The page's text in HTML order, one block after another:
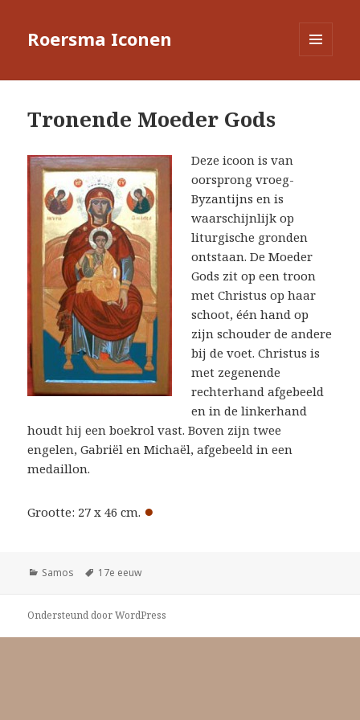
Roersma Iconen
Tronende Moeder Gods
Deze icoon is van
oorsprong vroeg-
Byzantijns en is
waarschijnlijk op
liturgische gronden
ontstaan. De Moeder
Gods zit op een troon
met Christus op haar
schoot, één hand op
zijn schouder de andere
bij de voet. Christus is
met zegenende
rechterhand afgebeeld
en in de linkerhand
houdt hij een boekrol vast. Boven zijn twee
engelen, Gabriël en Michaël, afgebeeld in een
medaillon.
Grootte: 27 x 46 cm. ●
Categorieën
Samos Tags
17e eeuw
Ondersteund door WordPress